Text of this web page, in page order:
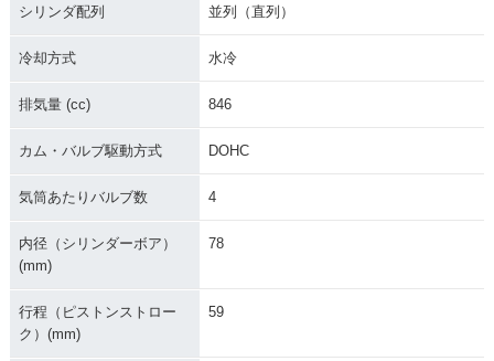
シリンダ配列 並列（直列）
冷却方式 水冷
排気量 (cc) 846
カム・バルブ駆動方式 DOHC
気筒あたりバルブ数 4
内径（シリンダーボア）
(mm)
78
行程（ピストンストロー
ク）(mm)
59